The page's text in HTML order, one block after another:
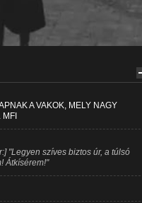
A VAKOK, MELY NAGY
"Legyen szíves biztos úr, a túlsó
Átkísérem!"